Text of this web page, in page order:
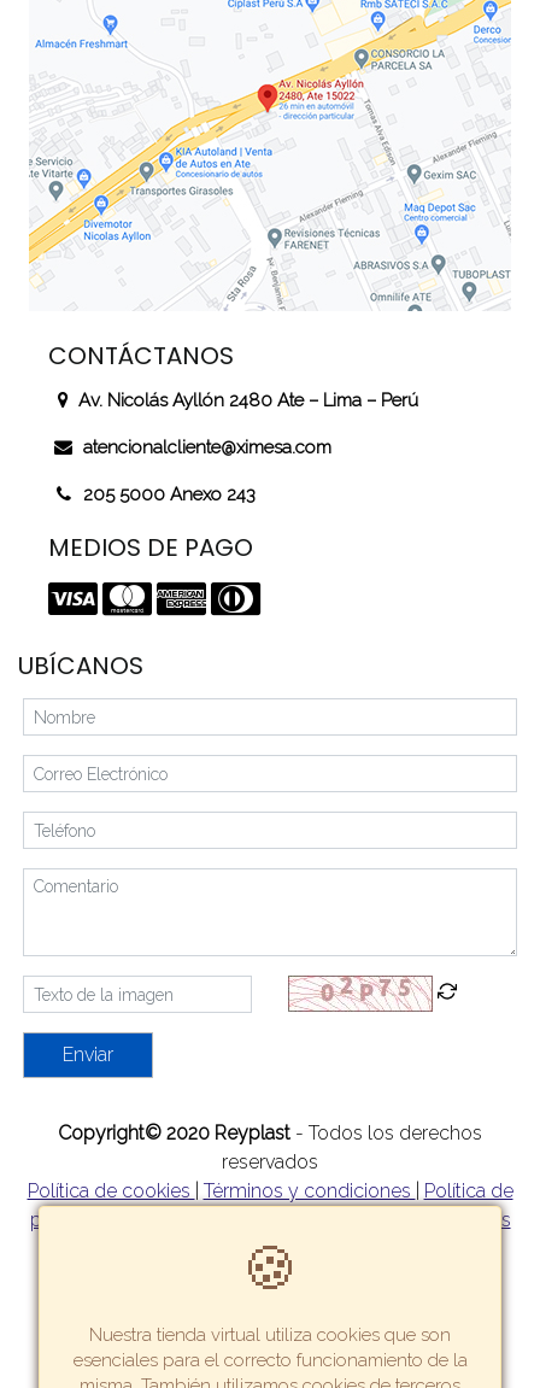
CONTÁCTANOS
Av. Nicolás Ayllón 2480 Ate – Lima – Perú
atencionalcliente@ximesa.com
205 5000 Anexo 243
MEDIOS DE PAGO
UBÍCANOS
Enviar
Copyright© 2020 Reyplast - Todos los derechos
reservados
Política de cookies
Términos y condiciones
Política de
privacidad
Formas
Tarifas y zonas de reparto
🍪
Nuestra tienda virtual utiliza cookies que son
esenciales para el correcto funcionamiento de la